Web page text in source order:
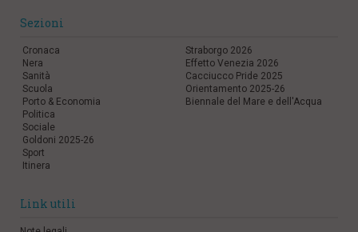
Sezioni
Cronaca
Nera
Sanità
Scuola
Porto & Economia
Politica
Sociale
Goldoni 2025-26
Sport
Itinera
Straborgo 2026
Effetto Venezia 2026
Cacciucco Pride 2025
Orientamento 2025-26
Biennale del Mare e dell'Acqua
Link utili